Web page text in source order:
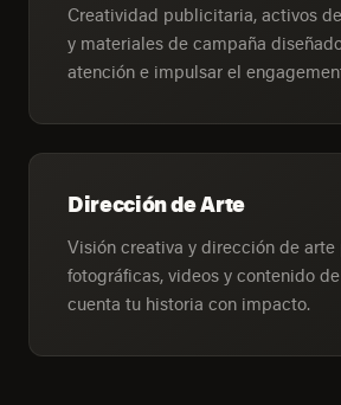
Creatividad publicitaria, activos
y materiales de campaña
atención e impulsar el
Dirección de Arte
Visión creativa y dirección de arte
fotográficas, videos y contenido
cuenta tu historia con impacto.